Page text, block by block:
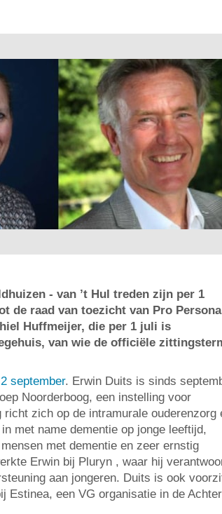
- van ’t Hul treden zijn per 1
de raad van toezicht van Pro Persona
Huffmeijer, die per 1 juli is
van wie de officiële
september. Erwin Duits is sinds
Noorderboog, een instelling voor
richt zich op de intramurale ouderenzorg
met name dementie op jonge leeftijd,
met dementie en zeer ernstig
Erwin bij Pluryn , waar hij
aan jongeren. Duits is ook
Estinea, een VG organisatie in de